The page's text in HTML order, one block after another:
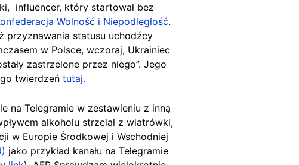
influencer, który startował bez
Wolność i Niepodległość.
przyznawania statusu uchodźcy
w Polsce, wczoraj, Ukrainiec
zastrzelone przez niego”. Jego
twierdzeń tutaj.
na Telegramie w zestawieniu z inną
alkoholu strzelał z wiatrówki,
w Europie Środkowej i Wschodniej
jako przykład kanału na Telegramie